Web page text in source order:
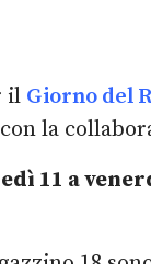
il Giorno del
la
11 a